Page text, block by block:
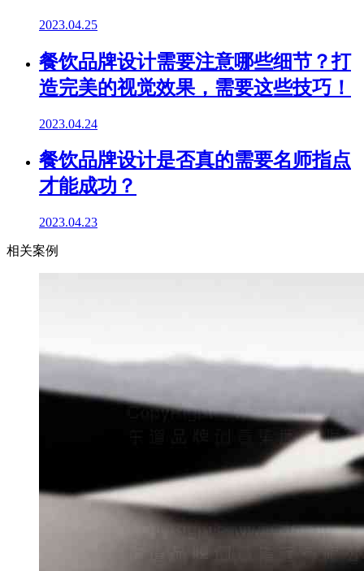
2023.04.25
餐饮品牌设计需要注意哪些细节？打
造完美的视觉效果，需要这些技巧！
2023.04.24
餐饮品牌设计是否真的需要名师指点
才能成功？
2023.04.23
相关案例